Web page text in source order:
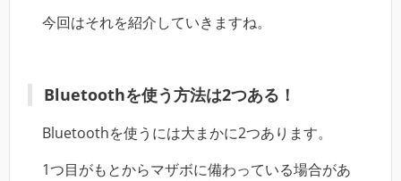
今回はそれを紹介していきますね。
Bluetoothを使う方法は2つある！
Bluetoothを使うには大まかに2つあります。
1つ目がもとからマザボに備わっている場合があ